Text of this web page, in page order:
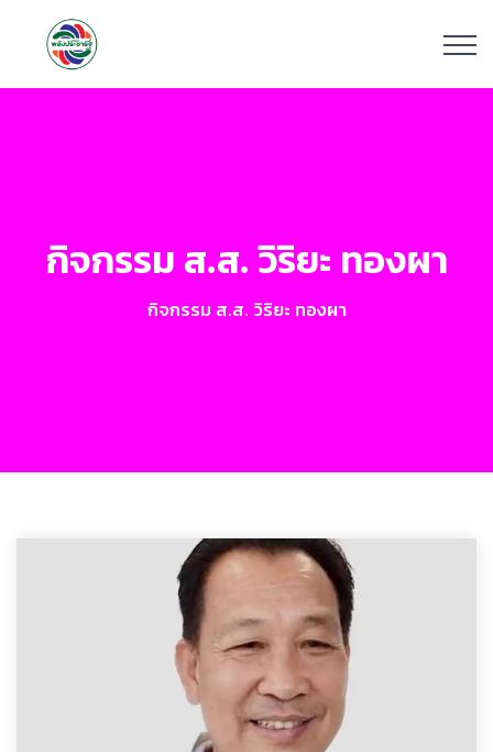
กิจกรรม ส.ส. วิริยะ ทองผา
กิจกรรม ส.ส. วิริยะ ทองผา